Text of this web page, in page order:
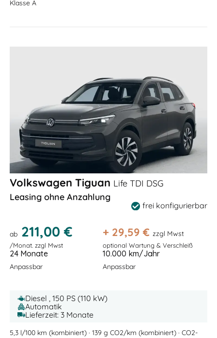
Klasse A
Volkswagen Tiguan Life TDI DSG
Leasing ohne Anzahlung
frei konfigurierbar
ab 211,00 €
/Monat. zzgl Mwst
+ 29,59 € zzgl Mwst
optional Wartung & Verschleiß
24 Monate
Anpassbar
10.000 km/Jahr
Anpassbar
Diesel , 150 PS (110 kW)
Automatik
Lieferzeit: 3 Monate
5,3 l/100 km (kombiniert) · 139 g CO2/km (kombiniert) · CO2-